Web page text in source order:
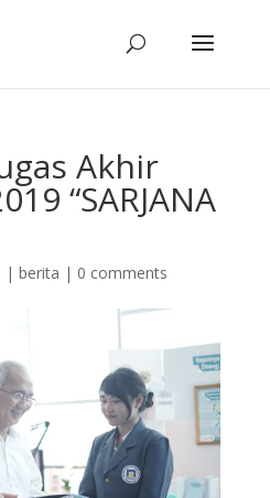
Akhir
“SARJANA
| berita | 0 comments